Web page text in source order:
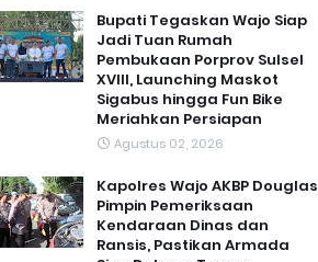
Bupati Tegaskan Wajo Siap
Jadi Tuan Rumah
Pembukaan Porprov Sulsel
XVIII, Launching Maskot
Sigabus hingga Fun Bike
Meriahkan Persiapan
Agustus 02, 2026
Kapolres Wajo AKBP Douglas
Pimpin Pemeriksaan
Kendaraan Dinas dan
Ransis, Pastikan Armada